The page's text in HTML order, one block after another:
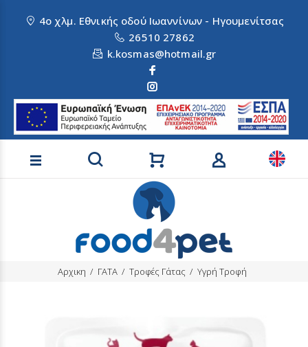
4ο χλμ. Εθνικής οδού Ιωαννίνων - Ηγουμενίτσας
26510 27862
k.kosmas@hotmail.gr
Αναζήτηση προϊόντων
Αρχικη ΓΑΤΑ Τροφές Γάτας Υγρή Τροφή